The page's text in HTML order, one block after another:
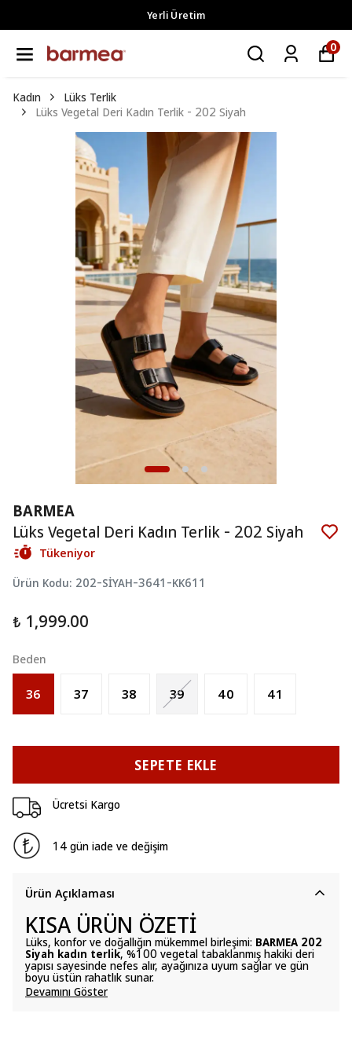
Yerli Üretim
0
Kadın
Lüks Terlik
Lüks Vegetal Deri Kadın Terlik - 202 Siyah
BARMEA
Lüks Vegetal Deri Kadın Terlik - 202 Siyah
Tükeniyor
Ürün Kodu: 202-SİYAH-3641-KK611
₺ 1,999.00
Beden
36 37 38 39 40 41
SEPETE EKLE
Ücretsi Kargo
14 gün iade ve değişim
Ürün Açıklaması
KISA ÜRÜN ÖZETİ
Lüks, konfor ve doğallığın mükemmel birleşimi: BARMEA 202
Siyah kadın terlik, %100 vegetal tabaklanmış hakiki deri
yapısı sayesinde nefes alır, ayağınıza uyum sağlar ve gün
boyu üstün rahatlık sunar.
Devamını Göster